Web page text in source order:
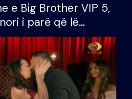
e Big Brother VIP 5,
i parë që lë
mundësinë për
e madh